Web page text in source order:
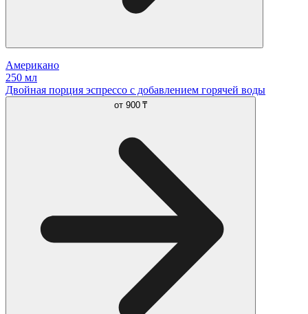
Американо
250 мл
Двойная порция эспрессо с добавлением горячей воды
от 900 ₸